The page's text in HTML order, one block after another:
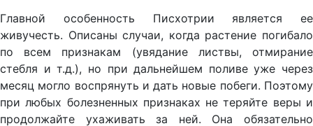
Главной особенность Писхотрии является ее
живучесть. Описаны случаи, когда растение погибало
по всем признакам (увядание листвы, отмирание
стебля и т.д.), но при дальнейшем поливе уже через
месяц могло воспрянуть и дать новые побеги. Поэтому
при любых болезненных признаках не теряйте веры и
продолжайте ухаживать за ней. Она обязательно